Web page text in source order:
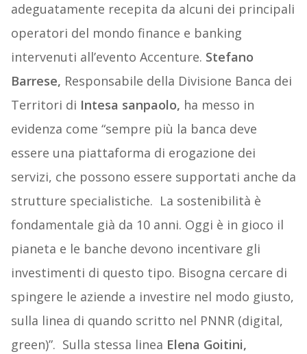
adeguatamente recepita da alcuni dei principali
operatori del mondo finance e banking
intervenuti all’evento Accenture. Stefano
Barrese, Responsabile della Divisione Banca dei
Territori di Intesa sanpaolo, ha messo in
evidenza come “sempre più la banca deve
essere una piattaforma di erogazione dei
servizi, che possono essere supportati anche da
strutture specialistiche. La sostenibilità è
fondamentale già da 10 anni. Oggi è in gioco il
pianeta e le banche devono incentivare gli
investimenti di questo tipo. Bisogna cercare di
spingere le aziende a investire nel modo giusto,
sulla linea di quando scritto nel PNNR (digital,
green)”. Sulla stessa linea Elena Goitini,